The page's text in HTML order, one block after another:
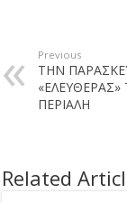
Previous
ΤΗΝ
ΠΕΡΙΑΛΗ
Related